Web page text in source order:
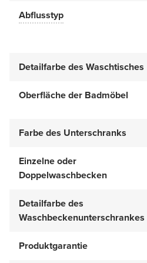
Abflusstyp
Detailfarbe des Waschtisches
Oberfläche der Badmöbel
Farbe des Unterschranks
Einzelne oder
Doppelwaschbecken
Detailfarbe des
Waschbeckenunterschrankes
Produktgarantie